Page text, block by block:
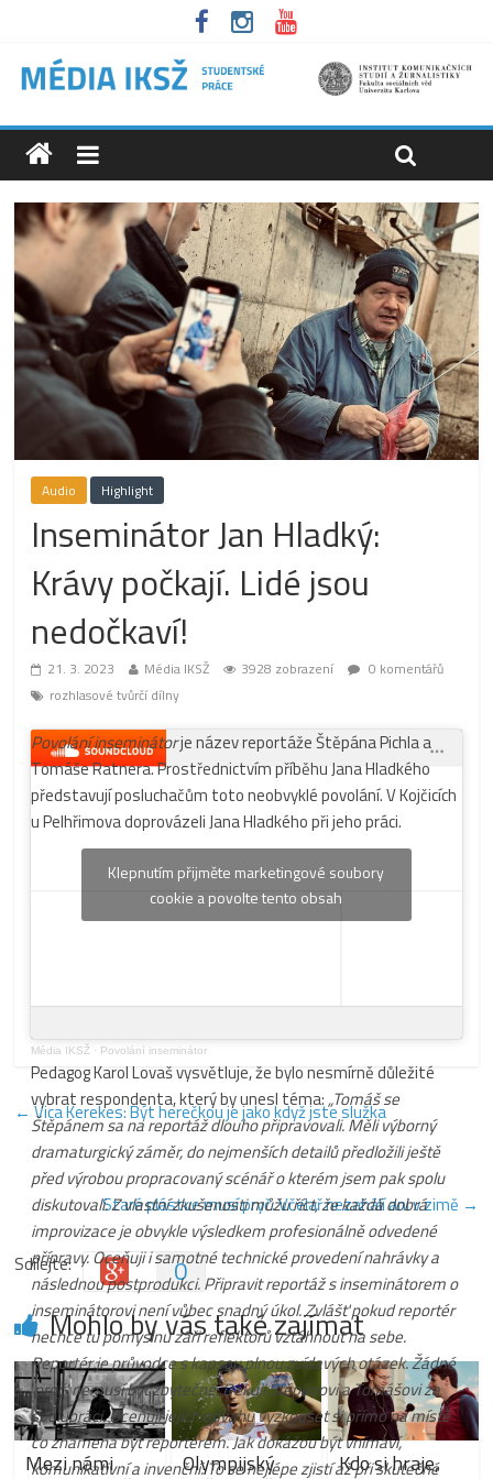
Audio Highlight
Inseminátor Jan Hladký:
Krávy počkají. Lidé jsou
nedočkaví!
21. 3. 2023 Média IKSŽ 3928 zobrazení
0 komentářů
rozhlasové tvůrčí dílny
Povolání inseminátorje název reportáže Štěpána Pichla a
Tomáše Ratnera. Prostřednictvím příběhu Jana Hladkého
představují posluchačům toto neobvyklé povolání. V Kojčicích
u Pelhřimova doprovázeli Jana Hladkého při jeho práci.
Média IKSŽ · Povolání inseminátor
Pedagog Karol Lovaš vysvětluje, že bylo nesmírně důležité
vybrat respondenta, který by unesl téma:„Tomáš se
Štěpánem sa na reportáž dlouho připravovali. Měli výborný
dramaturgický záměr, do nejmenších detailů předložili ještě
před výrobou propracovaný scénář o kterém jsem pak spolu
diskutovali. Z vlastní zkušenosti můžu říct, že každá dobrá
improvizace je obvykle výsledkem profesionálně odvedené
přípravy. Oceňuji i samotné technické provedení nahrávky a
následnou postprodukci. Připravit reportáž s inseminátorem o
inseminátorovi není vůbec snadný úkol. Zvlášť pokud reportér
nechce tu pomyslnu záři reflektorů vztáhnout na sebe.
Reportér je průvodce s kapsou plnou zvídavých otázek. Žádné
‚proč‘ nemusí být zbytečné. Děkuji Štěpánovi a Tomášovi za
spolupráci. Oceňuji jejich odvahu vyzkoušet si přímo na místě
co znamená být reportérem. Jak dokážou být vnímaví,
komunikativní a invenční. To se nejlépe zjistí až při skutečné
Klepnutím přijměte marketingové soubory
cookie a povolte tento obsah
← Vica Kerekes: Být herečkou je jako když jste služka
Staré plástve musí pryč. Včelař nezahálí ani v zimě →
Sdílejte: 0
Mohlo by vás také zajímat
Mezi námi Olympijský Kdo si hraje,